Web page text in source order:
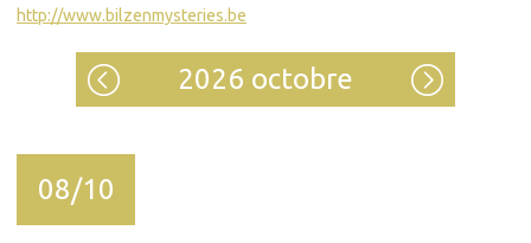
http://www.bilzenmysteries.be
2026 octobre
08/10